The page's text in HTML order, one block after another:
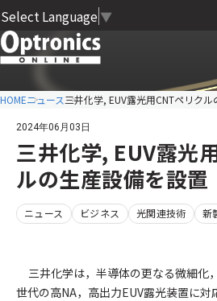
Select Language ▼
HOMEニュース三井化学, EUV露光用CNTペリク
2024年06月03日
三井化学, EUV露光
ルの生産設備を設置
ニュース ビジネス 光関連技術 新
三井化学は，半導体の更なる微細化
世代の高NA，高出力EUV露光装置に対